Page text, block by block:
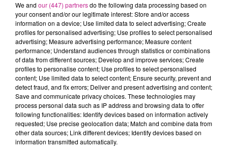
Vos missions
Rattaché(e) à l’atelier de production, vous assurez les
opérations d’imprégnation, de montage et de finition des
produits dans le respect des procédures internes :
Réaliser les opérations d’imprégnation selon les modes
opératoires définis
Effectuer les opérations de montage et d’assemblage
des composants
Surveiller le bon déroulement des cycles de production
Effectuer les contrôles visuels et qualitatifs des
We and our (447) partnersdo the following data processing based on
your consent and/or our legitimate interest: Store and/or access
information on a device; Use limited data to select advertising; Create
profiles for personalised advertising; Use profiles to select personalised
advertising; Measure advertising performance; Measure content
performance; Understand audiences through statistics or combinations
of data from different sources; Develop and improve services; Create
profiles to personalise content; Use profiles to select personalised
content; Use limited data to select content; Ensure security, prevent and
detect fraud, and fix errors; Deliver and present advertising and content;
Save and communicate privacy choices. These technologies may
process personal data such as IP address and browsing data to offer
following functionalities: Identify devices based on information actively
requested; Use precise geolocation data; Match and combine data from
other data sources; Link different devices; Identify devices based on
information transmitted automatically.